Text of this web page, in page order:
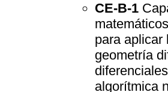
CE-B-1
para aplicar
geometría
algorítmica